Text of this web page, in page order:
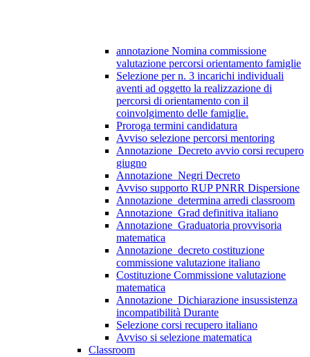
annotazione Nomina commissione
valutazione percorsi orientamento famiglie
Selezione per n. 3 incarichi individuali
aventi ad oggetto la realizzazione di
percorsi di orientamento con il
coinvolgimento delle famiglie.
Proroga termini candidatura
Avviso selezione percorsi mentoring
Annotazione_Decreto avvio corsi recupero
giugno
Annotazione_Negri Decreto
Avviso supporto RUP PNRR Dispersione
Annotazione_determina arredi classroom
Annotazione_Grad definitiva italiano
Annotazione_Graduatoria provvisoria
matematica
Annotazione_decreto costituzione
commissione valutazione italiano
Costituzione Commissione valutazione
matematica
Annotazione_Dichiarazione insussistenza
incompatibilità Durante
Selezione corsi recupero italiano
Avviso si selezione matematica
Classroom